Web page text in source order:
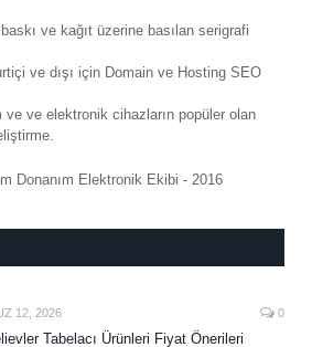
ve kağıt üzerine basılan serigrafi
ve dışı için Domain ve Hosting SEO
ve elektronik cihazların popüler olan
Donanım Elektronik Ekibi - 2016
12, 2026 0
Tabelacı Ürünleri Fiyat Önerileri